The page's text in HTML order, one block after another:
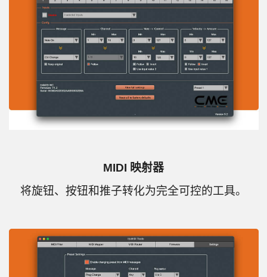
MIDI 映射器
将旋钮、按钮和推子转化为完全可控的工具。